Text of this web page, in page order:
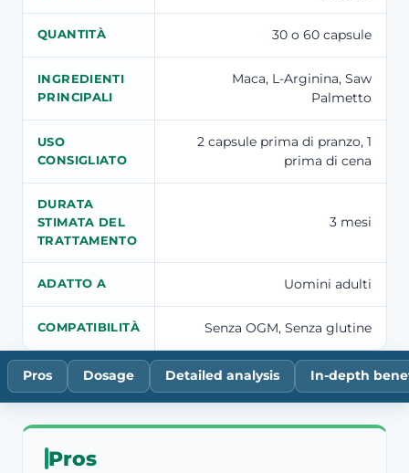
QUANTITÀ 30 o 60 capsule
INGREDIENTI
PRINCIPALI
Maca, L-Arginina, Saw
Palmetto
USO
CONSIGLIATO
2 capsule prima di pranzo, 1
prima di cena
DURATA
STIMATA DEL
TRATTAMENTO
3 mesi
ADATTO A Uomini adulti
COMPATIBILITÀ Senza OGM, Senza glutine
Pros Dosage Detailed analysis In-depth
Pros